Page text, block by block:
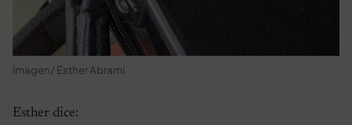
Imagen/ Esther Abrami
Esther dice: